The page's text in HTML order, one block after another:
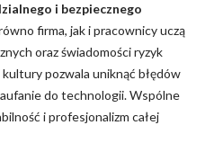
i bezpiecznego
firma, jak i pracownicy uczą
oraz świadomości ryzyk
pozwala uniknąć błędów
do technologii. Wspólne
i profesjonalizm całej